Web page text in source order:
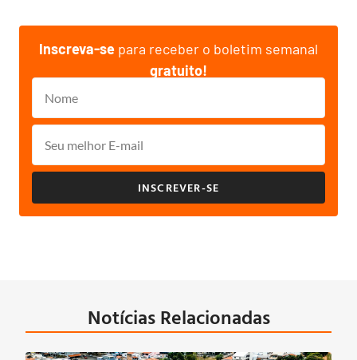
Inscreva-se para receber o boletim semanal
gratuito!
INSCREVER-SE
Notícias Relacionadas